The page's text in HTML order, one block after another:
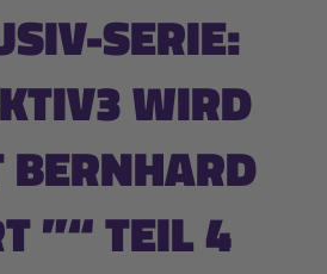
SERIE:
WIRD
BERNHARD
”“ TEIL 4